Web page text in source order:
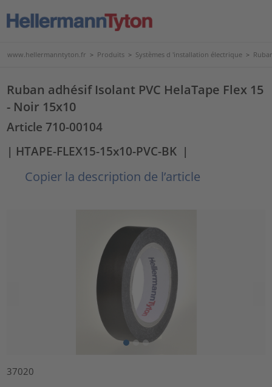
www.hellermanntyton.fr > Produits > Systèmes d 'installation électrique >
Ruban adhésif Isolant PVC HelaTape Flex 15
- Noir 15x10
Article 710-00104
| HTAPE-FLEX15-15x10-PVC-BK |
Copier la description de l’article
37020